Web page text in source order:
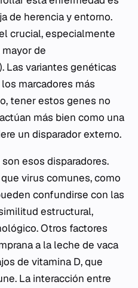
de herencia y entorno.
crucial, especialmente
de
Las variantes genéticas
marcadores más
tener estos genes no
más bien como una
un disparador externo.
esos disparadores.
virus comunes, como
confundirse con las
estructural,
Otros factores
a la leche de vaca
de vitamina D, que
La interacción entre